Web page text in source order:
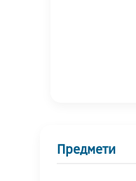
Предмети